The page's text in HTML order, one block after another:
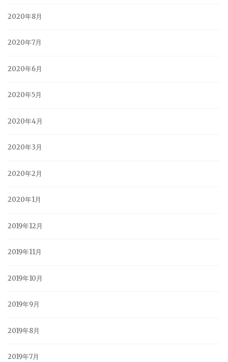
2020年8月
2020年7月
2020年6月
2020年5月
2020年4月
2020年3月
2020年2月
2020年1月
2019年12月
2019年11月
2019年10月
2019年9月
2019年8月
2019年7月